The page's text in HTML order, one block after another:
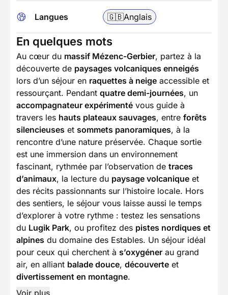
Langues 🇬🇧Anglais
En quelques mots
Au cœur du massif Mézenc-Gerbier, partez à la
découverte de paysages volcaniques enneigés
lors d’un séjour en raquettes à neige accessible et
ressourçant. Pendant quatre demi-journées, un
accompagnateur expérimenté vous guide à
travers les hauts plateaux sauvages, entre forêts
silencieuses et sommets panoramiques, à la
rencontre d’une nature préservée. Chaque sortie
est une immersion dans un environnement
fascinant, rythmée par l’observation de traces
d’animaux, la lecture du paysage volcanique et
des récits passionnants sur l’histoire locale. Hors
des sentiers, le séjour vous laisse aussi le temps
d’explorer à votre rythme : testez les sensations
du Lugik Park, ou profitez des pistes nordiques et
alpines du domaine des Estables. Un séjour idéal
pour ceux qui cherchent à s’oxygéner au grand
air, en alliant balade douce, découverte et
divertissement en montagne.